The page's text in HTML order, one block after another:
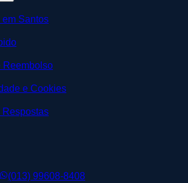
Santos
Reembolso
e Cookies
Respostas
(013) 99608-8408